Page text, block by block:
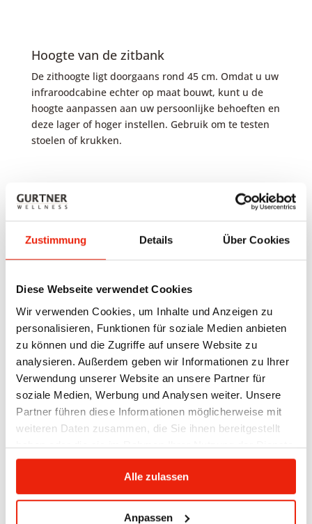
Zustimmung Details Über Cookies
Diese Webseite verwendet Cookies
Wir verwenden Cookies, um Inhalte und Anzeigen zu
personalisieren, Funktionen für soziale Medien anbieten
zu können und die Zugriffe auf unsere Website zu
analysieren. Außerdem geben wir Informationen zu Ihrer
Verwendung unserer Website an unsere Partner für
soziale Medien, Werbung und Analysen weiter. Unsere
Partner führen diese Informationen möglicherweise mit
weiteren Daten zusammen, die Sie ihnen bereitgestellt
haben oder die sie im Rahmen Ihrer Nutzung der Dienste
gesammelt haben.
Alle zulassen
Anpassen
Hoogte van de zitbank
De zithoogte ligt doorgaans rond 45 cm. Omdat u uw
infraroodcabine echter op maat bouwt, kunt u de
hoogte aanpassen aan uw persoonlijke behoeften en
deze lager of hoger instellen. Gebruik om te testen
stoelen of krukken.